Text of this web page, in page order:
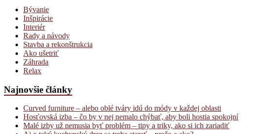
Bývanie
Inšpirácie
Interiér
Rady a návody
Stavba a rekonštrukcia
Ako ušetriť
Záhrada
Relax
Najnovšie články
Curved furniture – alebo oblé tváry idú do módy v každej oblasti
Hosťovská izba – čo by v nej nemalo chýbať, aby boli hostia spokojní
Malé izby už nemusia byť problém – tipy a triky, ako si ich zariadiť